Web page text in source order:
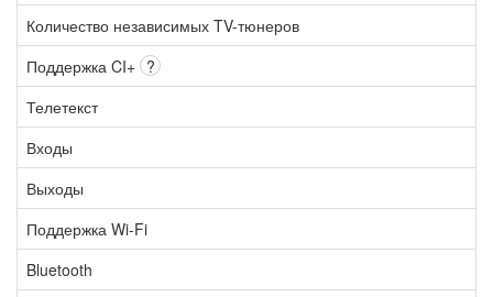
Количество независимых TV-тюнеров
Поддержка CI+ ?
Телетекст
Входы
Выходы
Поддержка Wi-Fi
Bluetooth